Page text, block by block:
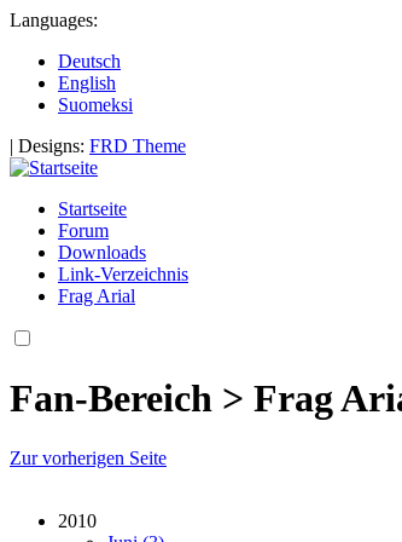
Languages:
Deutsch
English
Suomeksi
| Designs: FRD Theme
Startseite
Forum
Downloads
Link-Verzeichnis
Frag Arial
Fan-Bereich > Frag
Zur vorherigen Seite
2010